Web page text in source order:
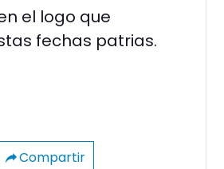
el logo que
fechas patrias.
Compartir